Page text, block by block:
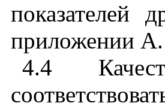
показателей
приложении А.
4.4